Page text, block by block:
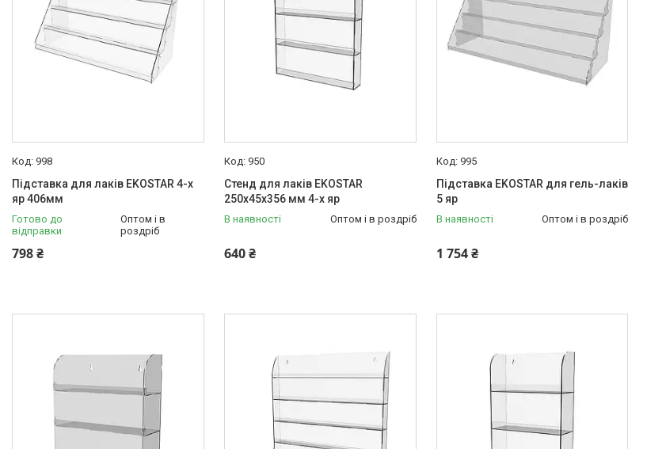
998
Підставка для лаків EKOSTAR 4-х
яр 406мм
Готово до
відправки
Оптом і в
роздріб
798 ₴
950
Стенд для лаків EKOSTAR
250х45х356 мм 4-х яр
В наявності Оптом і в роздріб
640 ₴
995
Підставка EKOSTAR для гель-лаків
5 яр
В наявності Оптом і в роздріб
1 754 ₴